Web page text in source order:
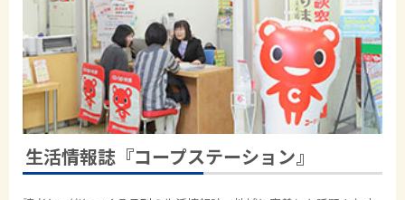
生活情報誌『コープステーション』